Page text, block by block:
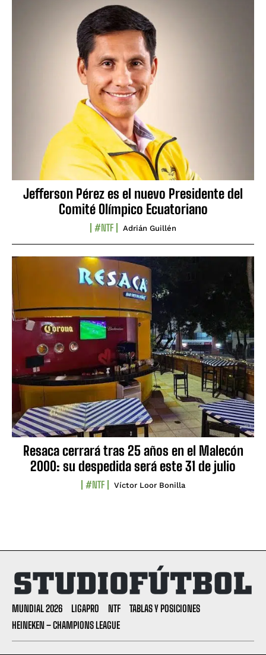
Jefferson Pérez es el nuevo Presidente del
Comité Olímpico Ecuatoriano
#NTF Adrián Guillén
Resaca cerrará tras 25 años en el Malecón
2000: su despedida será este 31 de julio
#NTF Víctor Loor Bonilla
MUNDIAL 2026 LIGAPRO NTF
TABLAS Y POSICIONES
HEINEKEN – CHAMPIONS LEAGUE